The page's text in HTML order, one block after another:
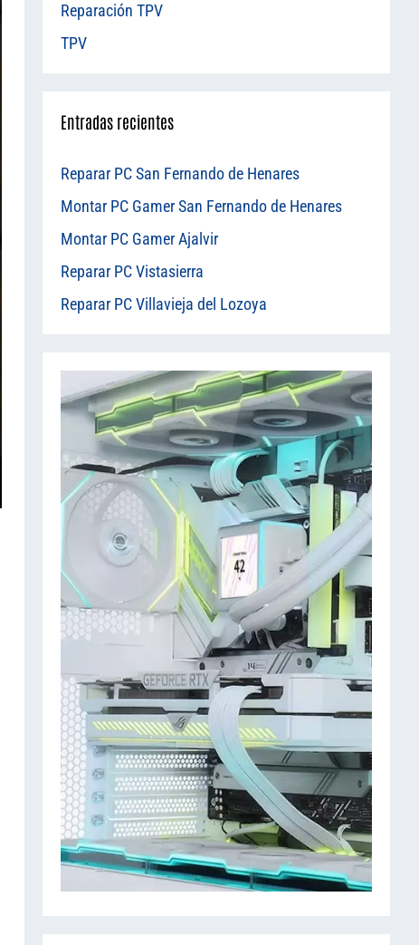
Reparación TPV
TPV
Entradas recientes
Reparar PC San Fernando de Henares
Montar PC Gamer San Fernando de Henares
Montar PC Gamer Ajalvir
Reparar PC Vistasierra
Reparar PC Villavieja del Lozoya